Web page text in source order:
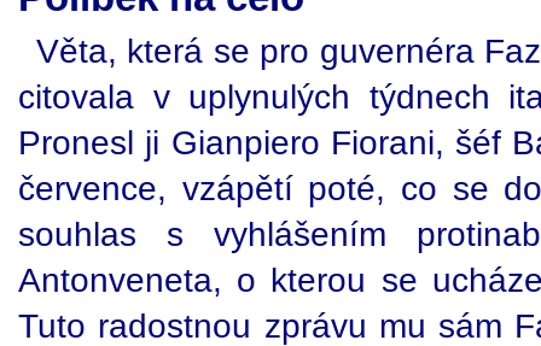
Věta, která se pro guvernéra
citovala v uplynulých týdnech
Pronesl ji Gianpiero Fiorani, šéf
července, vzápětí poté, co se
souhlas s vyhlášením
Antonveneta, o kterou se
Tuto radostnou zprávu mu sám